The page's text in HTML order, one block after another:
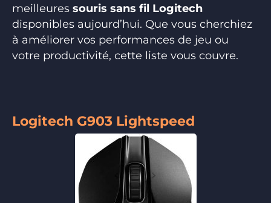
meilleures souris sans fil Logitech
disponibles aujourd’hui. Que vous cherchiez
à améliorer vos performances de jeu ou
votre productivité, cette liste vous couvre.
Logitech G903 Lightspeed